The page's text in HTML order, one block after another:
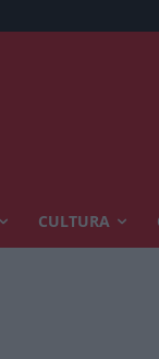
CULTURA